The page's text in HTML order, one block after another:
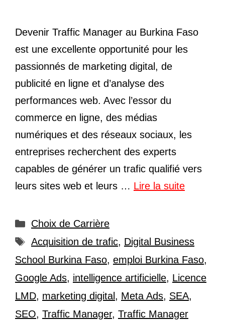
Devenir Traffic Manager au Burkina Faso
est une excellente opportunité pour les
passionnés de marketing digital, de
publicité en ligne et d’analyse des
performances web. Avec l’essor du
commerce en ligne, des médias
numériques et des réseaux sociaux, les
entreprises recherchent des experts
capables de générer un trafic qualifié vers
leurs sites web et leurs … Lire la suite
Catégories
Choix de Carrière
Étiquettes
Acquisition de trafic, Digital Business
School Burkina Faso, emploi Burkina Faso,
Google Ads, intelligence artificielle, Licence
LMD, marketing digital , Meta Ads, SEA,
SEO, Traffic Manager, Traffic Manager